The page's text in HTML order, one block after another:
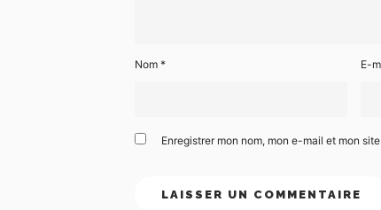
Nom * E-
Enregistrer mon nom, mon e-mail et mon